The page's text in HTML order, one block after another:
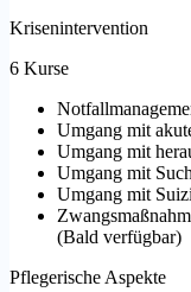
Krisenintervention
6 Kurse
Umgang mit
Umgang mit
Umgang mit
Umgang mit
(Bald verfügbar)
Pflegerische Aspekte